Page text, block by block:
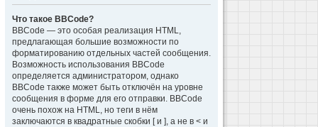
Что такое BBCode?
BBCode — это особая реализация HTML,
предлагающая большие возможности по
форматированию отдельных частей сообщения.
Возможность использования BBCode
определяется администратором, однако
BBCode также может быть отключён на уровне
сообщения в форме для его отправки. BBCode
очень похож на HTML, но теги в нём
заключаются в квадратные скобки [ и ], а не в < и